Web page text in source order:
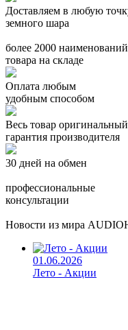
Доставляем в любую
земного шара
более 2000 наименований
товара на складе
Оплата любым
удобным способом
Весь товар
гарантия производителя
30 дней на обмен
профессиональные
консультации
Новости из мира
01.06.2026
Лето - Акции